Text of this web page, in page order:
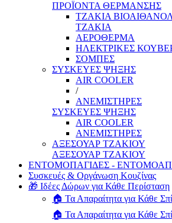
ΠΡΟΪΟΝΤΑ ΘΕΡΜΑΝΣΗΣ
ΤΖΑΚΙΑ
ΤΖΑΚΙΑ
ΑΕΡΟΘΕΡΜΑ
ΗΛΕΚΤΡΙΚΕΣ
ΣΟΜΠΕΣ
ΣΥΣΚΕΥΕΣ ΨΗΞΗΣ
AIR COOLER
/
ΑΝΕΜΙΣΤΗΡΕΣ
ΣΥΣΚΕΥΕΣ ΨΗΞΗΣ
AIR COOLER
ΑΝΕΜΙΣΤΗΡΕΣ
ΑΞΕΣΟΥΑΡ ΤΖΑΚΙΟΥ
ΑΞΕΣΟΥΑΡ ΤΖΑΚΙΟΥ
ΕΝΤΟΜΟΠΑΓΙΔΕΣ -
Συσκευές & Οργάνωση Κουζίνας
🎁 Ιδέες Δώρων για Κάθε Περίσταση
🏠 Τα Απαραίτητα για Κάθε
🏠 Τα Απαραίτητα για Κάθε